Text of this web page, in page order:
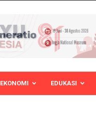
EKONOMI EDUKASI